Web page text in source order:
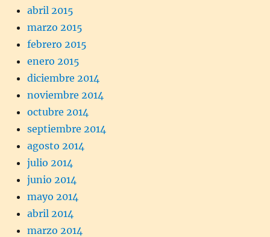
abril 2015
marzo 2015
febrero 2015
enero 2015
diciembre 2014
noviembre 2014
octubre 2014
septiembre 2014
agosto 2014
julio 2014
junio 2014
mayo 2014
abril 2014
marzo 2014